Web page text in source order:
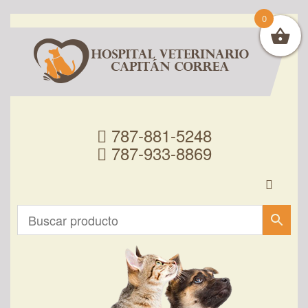
787-881-5248
787-933-8869
0